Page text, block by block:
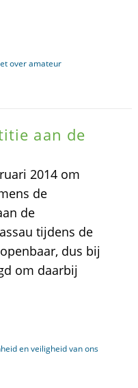
over amateur
aan de
2014 om
de
de
tijdens de
dus bij
om daarbij
en veiligheid van ons